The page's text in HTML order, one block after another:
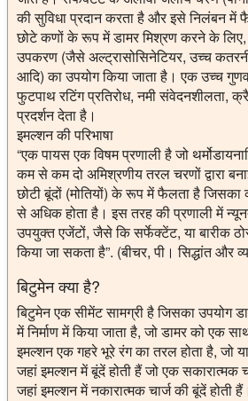
की सुविधा प्रदान करता है और इसे निलंबन में
छोटे कणों के रूप में डामर मिश्रण करने के लिए,
उपकरण (जैसे अल्ट्रासोसिनेटियर, उच्च
आदि) का उपयोग किया जाता है। एक उच्च
फुटपाथ रटिंग प्रतिरोध, नमी संवेदनशीलता,
प्रदर्शन देता है।
इमल्शन की परिभाषा
“एक पायस एक विषम प्रणाली है जो
कम से कम दो अमिश्रणीय तरल चरणों द्वारा
छोटी बूंदों (मोतियों) के रूप में फैलता है
से अधिक होता है। इस तरह की प्रणाली में
उपयुक्त एजेंटों, जैसे कि सर्फेक्टेंट, या बारीक
किया जा सकता है”. (बीचर, पी। सिद्धांत और
बिटुमेन क्या है?
बिटुमेन एक सीमेंट सामग्री है जिसका उपयोग
में निर्माण में किया जाता है, जो डामर को एक
इमल्शन एक गहरे भूरे रंग का तरल होता है, जो
जहां इमल्शन में बूंदें होती हैं जो एक सकारात्मक
जहां इमल्शन में नकारात्मक चार्ज की बूंदें होती हैं।